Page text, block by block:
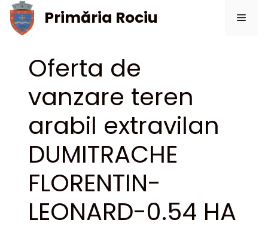
Sari
conținut
Primăria Rociu
Oferta de
vanzare teren
arabil extravilan
DUMITRACHE
FLORENTIN-
LEONARD-0.54 HA